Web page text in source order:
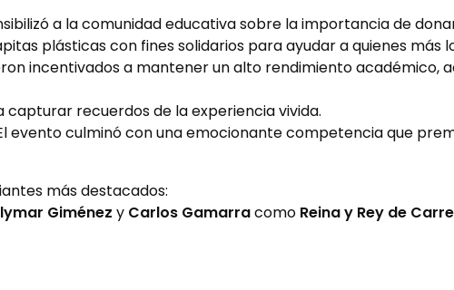
a la comunidad educativa sobre la importancia de
plásticas con fines solidarios para ayudar a quienes más
incentivados a mantener un alto rendimiento académico,
recuerdos de la experiencia vivida.
evento culminó con una emocionante competencia que
más destacados:
Giménez y Carlos Gamarracomo Reina y Rey de